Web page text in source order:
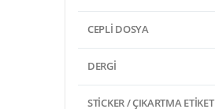
CEPLI DOSYA
DERGI
STICKER / ÇIKARTMA ETIKET